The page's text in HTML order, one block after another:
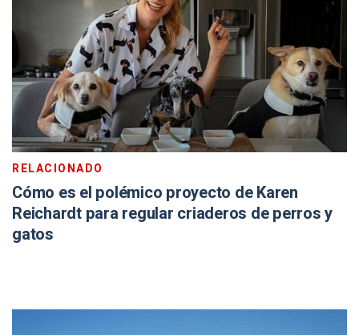
RELACIONADO
Cómo es el polémico proyecto de Karen
Reichardt para regular criaderos de perros y
gatos